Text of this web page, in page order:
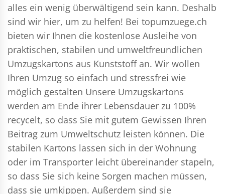
alles ein wenig überwältigend sein kann. Deshalb
sind wir hier, um zu helfen! Bei topumzuege.ch
bieten wir Ihnen die kostenlose Ausleihe von
praktischen, stabilen und umweltfreundlichen
Umzugskartons aus Kunststoff an. Wir wollen
Ihren Umzug so einfach und stressfrei wie
möglich gestalten Unsere Umzugskartons
werden am Ende ihrer Lebensdauer zu 100%
recycelt, so dass Sie mit gutem Gewissen Ihren
Beitrag zum Umweltschutz leisten können. Die
stabilen Kartons lassen sich in der Wohnung
oder im Transporter leicht übereinander stapeln,
so dass Sie sich keine Sorgen machen müssen,
dass sie umkippen. Außerdem sind sie